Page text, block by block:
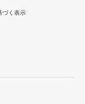
づく表示